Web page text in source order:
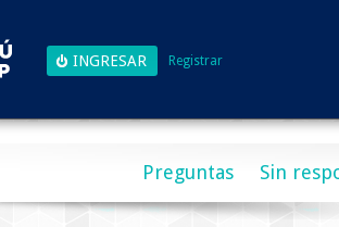
Registrar
Preguntas Sin